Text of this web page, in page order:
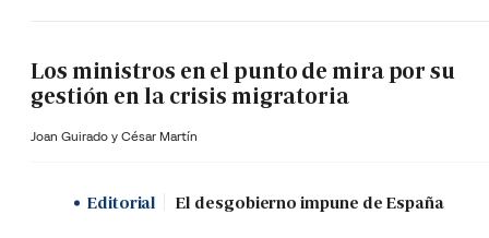
Los ministros en el punto de mira por su
gestión en la crisis migratoria
Joan Guirado y César Martín
Editorial El desgobierno impune de España